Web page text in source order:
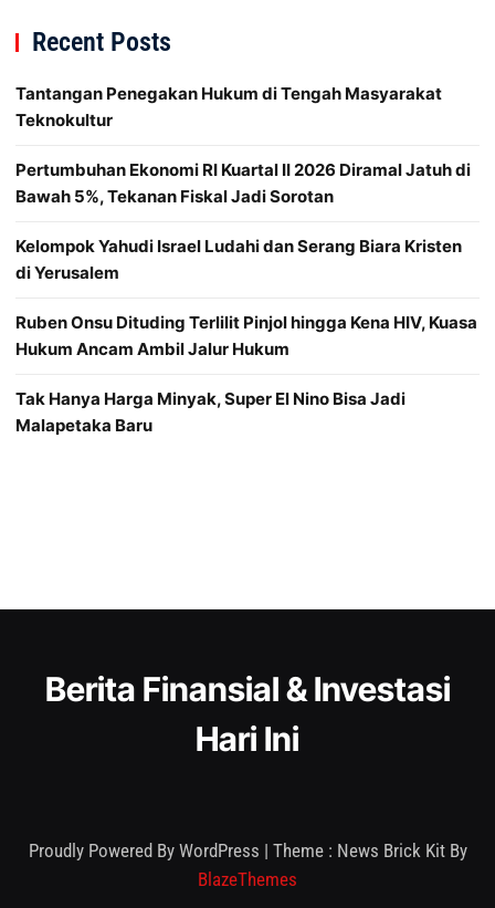
Recent Posts
Tantangan Penegakan Hukum di Tengah Masyarakat
Teknokultur
Pertumbuhan Ekonomi RI Kuartal II 2026 Diramal Jatuh di
Bawah 5%, Tekanan Fiskal Jadi Sorotan
Kelompok Yahudi Israel Ludahi dan Serang Biara Kristen
di Yerusalem
Ruben Onsu Dituding Terlilit Pinjol hingga Kena HIV, Kuasa
Hukum Ancam Ambil Jalur Hukum
Tak Hanya Harga Minyak, Super El Nino Bisa Jadi
Malapetaka Baru
Berita Finansial & Investasi
Hari Ini
Proudly Powered By WordPress | Theme : News Brick Kit By
BlazeThemes